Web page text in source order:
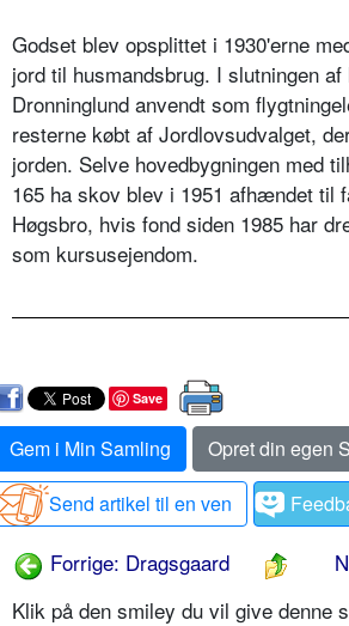
Godset blev opsplittet i 1930'erne
jord til husmandsbrug. I slutningen
Dronninglund anvendt som
resterne købt af Jordlovsudvalget,
jorden. Selve hovedbygningen med
165 ha skov blev i 1951 afhændet til
Høgsbro, hvis fond siden 1985 har
som kursusejendom.
Save
Gem i Min Samling
Opret din egen
Send artikel til en ven
Forrige: Dragsgaard
Klik på den smiley du vil give denne